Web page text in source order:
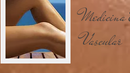
Medicina
Vascular